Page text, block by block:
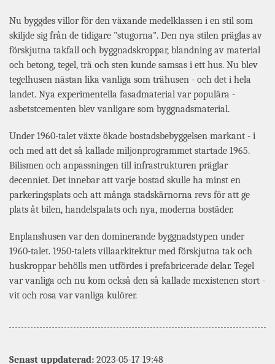
Nu byggdes villor för den växande medelklassen i en stil som
skiljde sig från de tidigare "stugorna". Den nya stilen präglas av
förskjutna takfall och byggnadskroppar, blandning av material
och betong, tegel, trä och sten kunde samsas i ett hus. Nu blev
tegelhusen nästan lika vanliga som trähusen - och det i hela
landet. Nya experimentella fasadmaterial var populära -
asbetstcementen blev vanligare som byggnadsmaterial.
Under 1960-talet växte ökade bostadsbebyggelsen markant - i
och med att det så kallade miljonprogrammet startade 1965.
Bilismen och anpassningen till infrastrukturen präglar
decenniet. Det innebar att varje bostad skulle ha minst en
parkeringsplats och att många stadskärnorna revs för att ge
plats åt bilen, handelspalats och nya, moderna bostäder.
Enplanshusen var den dominerande byggnadstypen under
1960-talet. 1950-talets villaarkitektur med förskjutna tak och
huskroppar behölls men utfördes i prefabricerade delar. Tegel
var vanliga och nu kom också den så kallade mexistenen stort -
vit och rosa var vanliga kulörer.
Senast uppdaterad: 2023-05-17 19:48